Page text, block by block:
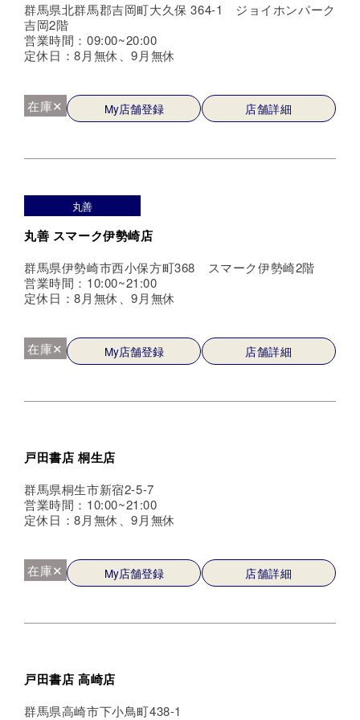
群馬県北群馬郡吉岡町大久保 364-1 ジョイホンパーク
吉岡2階
営業時間：09:00~20:00
定休日：8月無休、9月無休
在庫✕ My店舗登録 店舗詳細
丸善
丸善 スマーク伊勢崎店
群馬県伊勢崎市西小保方町368 スマーク伊勢崎2階
営業時間：10:00~21:00
定休日：8月無休、9月無休
在庫✕ My店舗登録 店舗詳細
戸田書店 桐生店
群馬県桐生市新宿2-5-7
営業時間：10:00~21:00
定休日：8月無休、9月無休
在庫✕ My店舗登録 店舗詳細
戸田書店 高崎店
群馬県高崎市下小鳥町438-1